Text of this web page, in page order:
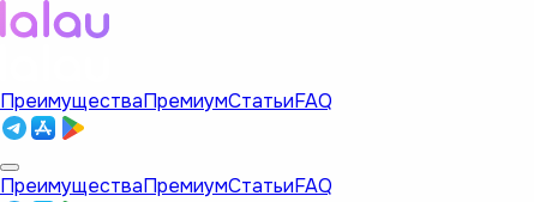
ПреимуществаПремиумСтатьиFAQ
ПреимуществаПремиумСтатьиFAQ